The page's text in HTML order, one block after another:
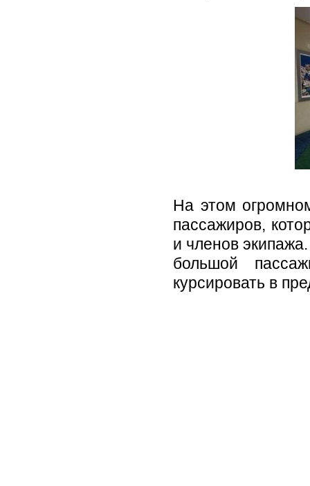
На этом
пассажиров,
и членов
большой
курсировать в